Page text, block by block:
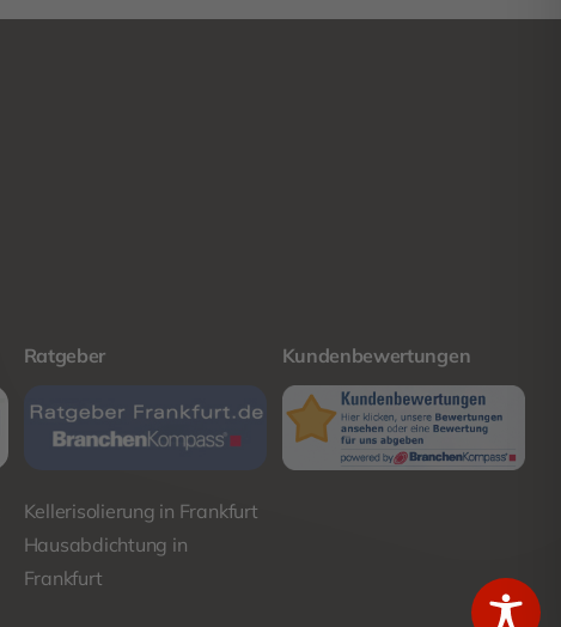
Ratgeber
Kellerisolierung in Frankfurt
Hausabdichtung in
Frankfurt
Kundenbewertungen